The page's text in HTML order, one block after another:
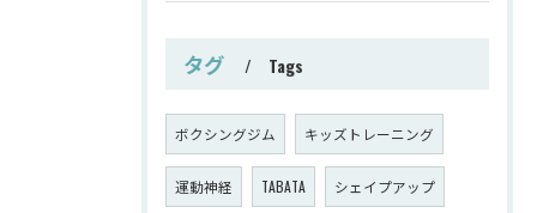
タグ Tags
ボクシングジム キッズトレーニング
運動神経 TABATA シェイプアップ